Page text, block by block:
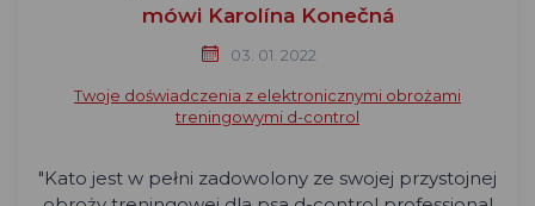
mówi Karolína Konečná
03. 01. 2022
Twoje doświadczenia z elektronicznymi obrożami
treningowymi d-control
"Kato jest w pełni zadowolony ze swojej przystojnej